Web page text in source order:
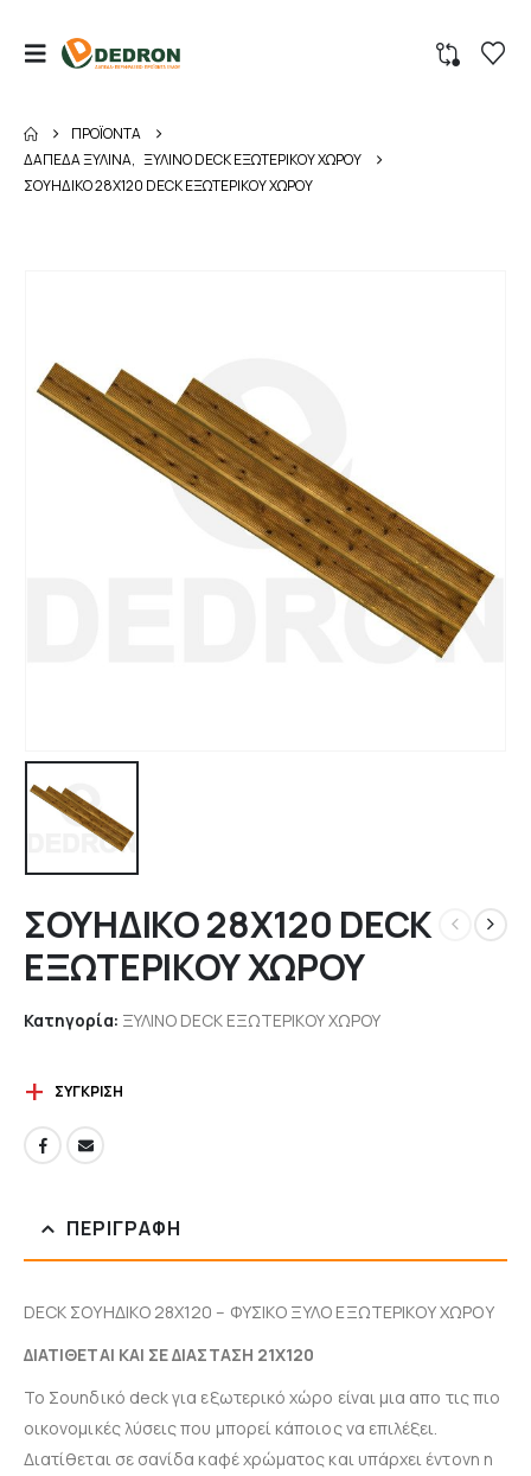
ΠΡΟΪΌΝΤΑ
ΔΑΠΕΔΑ ΞΥΛΙΝΑ, ΞΥΛΙΝΟ DECK ΕΞΩΤΕΡΙΚΟΥ ΧΩΡΟΥ
ΣΟΥΗΔΙΚΟ 28Χ120 DECK ΕΞΩΤΕΡΙΚΟΥ ΧΩΡΟΥ
ΣΟΥΗΔΙΚΟ 28Χ120 DECK
ΕΞΩΤΕΡΙΚΟΥ ΧΩΡΟΥ
Κατηγορία: ΞΥΛΙΝΟ DECK ΕΞΩΤΕΡΙΚΟΥ ΧΩΡΟΥ
ΣΎΓΚΡΙΣΗ
ΠΕΡΙΓΡΑΦΉ
DECK ΣΟΥΗΔΙΚΟ 28X120 – ΦΥΣΙΚΟ ΞΥΛΟ ΕΞΩΤΕΡΙΚΟΥ ΧΩΡΟΥ
ΔΙΑΤΙΘΕΤΑΙ ΚΑΙ ΣΕ ΔΙΑΣΤΑΣΗ 21Χ120
Το Σουηδικό deck για εξωτερικό χώρο είναι μια απο τις πιο
οικονομικές λύσεις που μπορεί κάποιος να επιλέξει.
Διατίθεται σε σανίδα καφέ χρώματος και υπάρχει έντονη η